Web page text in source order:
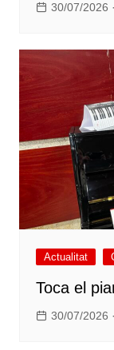
30/07/2026
Actualitat
Toca el
30/07/2026